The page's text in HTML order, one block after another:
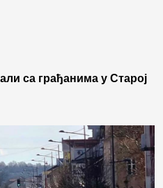
са грађанима у Старој